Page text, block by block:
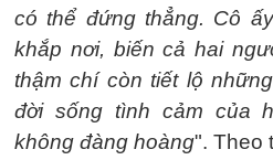
có thể đứng thẳng. Cô
khắp nơi, biến cả hai
thậm chí còn tiết lộ
đời sống tình cảm của
không đàng hoàng". Theo